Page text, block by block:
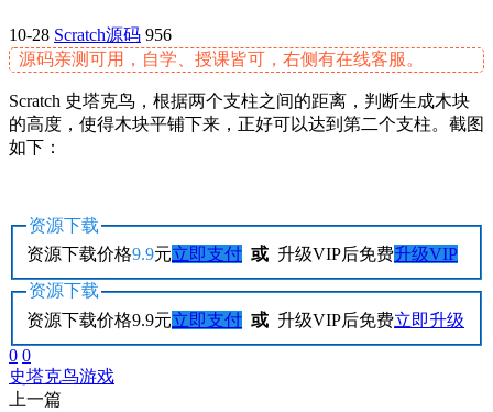
10-28 Scratch源码 956
源码亲测可用，自学、授课皆可，右侧有在线客服。
Scratch 史塔克鸟，根据两个支柱之间的距离，判断生成木块
的高度，使得木块平铺下来，正好可以达到第二个支柱。截图
如下：
资源下载
资源下载价格9.9元立即支付 或 升级VIP后免费升级VIP
资源下载
资源下载价格9.9元立即支付 或 升级VIP后免费立即升级
0 0
史塔克鸟游戏
上一篇